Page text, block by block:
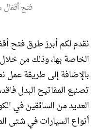
فتح أقفال
نقدم لكم أبرز طرق فتح
الخاصة بها، وذلك من
بالإضافة إلى طريقة
تصنيع المفاتيح البدل
العديد من السائقين في
أنواع السيارات في شتى